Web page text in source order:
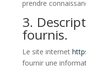
prendre
3.
fournis.
Le site internet
fournir une